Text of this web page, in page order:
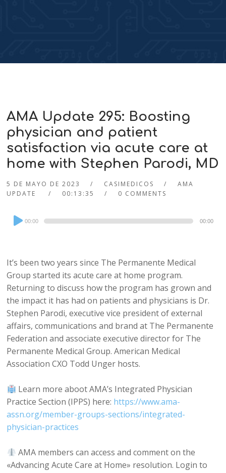
AMA Update 295: Boosting
physician and patient
satisfaction via acute care at
home with Stephen Parodi, MD
5 DE MAYO DE 2023 CASIMEDICOS
AMA
UPDATE
00:13:35 0 COMMENTS
Audio
Player
00:00 00:00
It’s been two years since The Permanente Medical
Group started its acute care at home program.
Returning to discuss how the program has grown and
the impact it has had on patients and physicians is Dr.
Stephen Parodi, executive vice president of external
affairs, communications and brand at The Permanente
Federation and associate executive director for The
Permanente Medical Group. American Medical
Association CXO Todd Unger hosts.
Learn more aboot AMA’s Integrated Physician
Practice Section (IPPS) here: https://www.ama-
assn.org/member-groups-sections/integrated-
physician-practices
AMA members can access and comment on the
«Advancing Acute Care at Home» resolution. Login to